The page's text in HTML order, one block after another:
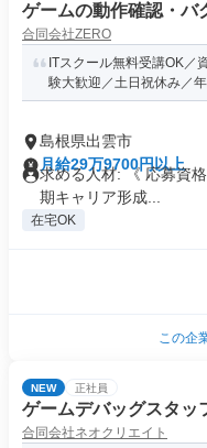
ゲームの動作確認・バ
合同会社ZERO
ITスクール無料受講OK／
験大歓迎／土日祝休み／
島根県出雲市
月給29万9700円以上
求める人材: 《 応募資
期キャリア形成...
在宅OK
この企
NEW 正社員
ゲームデバッグスタッ
合同会社ネオクリエイト